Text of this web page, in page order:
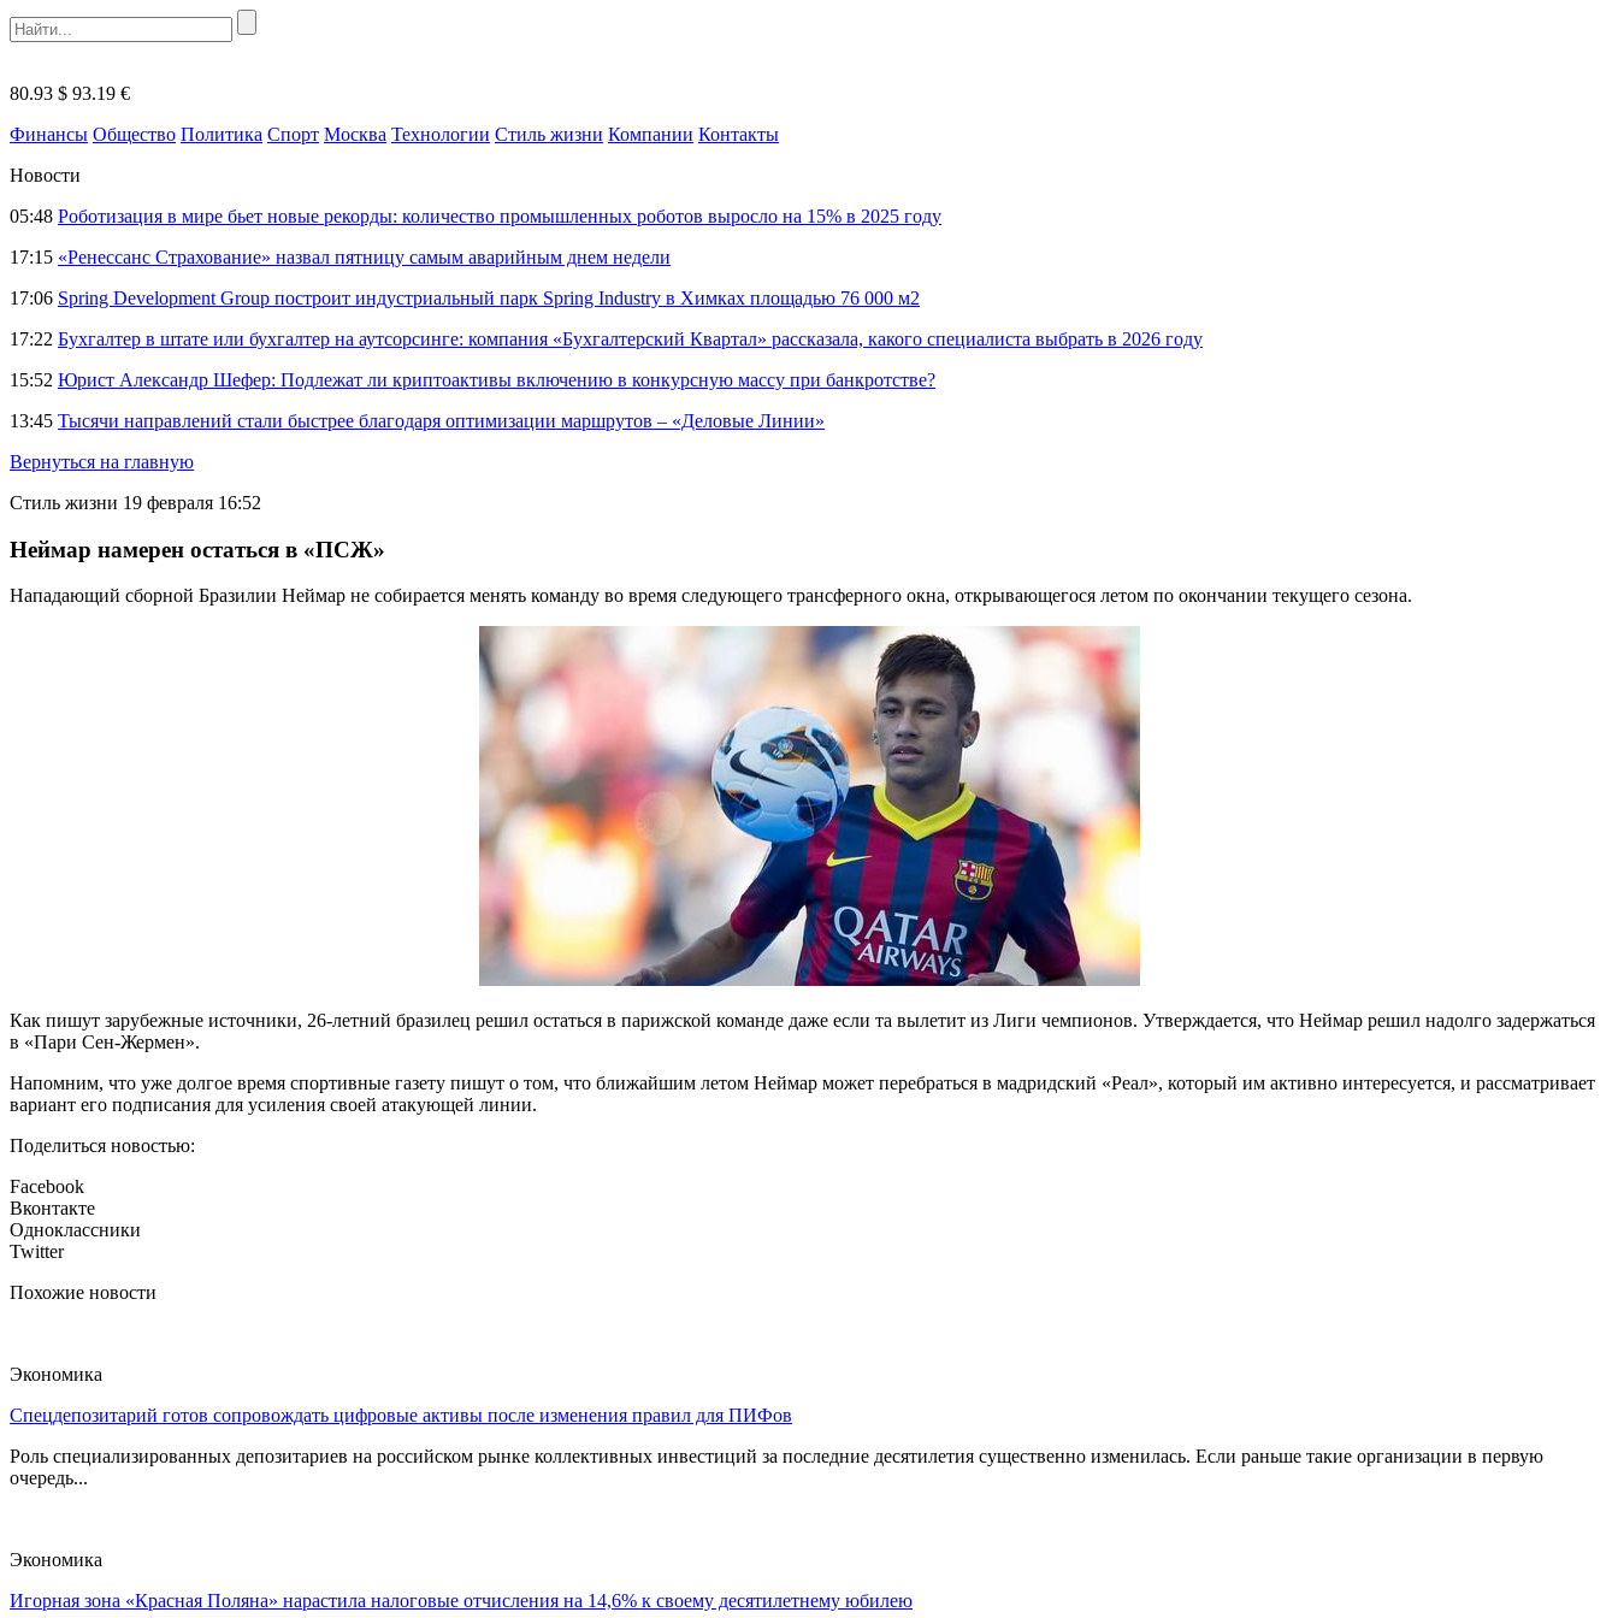
80.93 $ 93.19 €
Финансы Общество Политика Спорт Москва Технологии Стиль жизни Компании Контакты
Новости
05:48 Роботизация в мире бьет новые рекорды: количество промышленных роботов выросло на 15% в 2025 году
17:15 «Ренессанс Страхование» назвал пятницу самым аварийным днем недели
17:06 Spring Development Group построит индустриальный парк Spring Industry в Химках площадью 76 000 м2
17:22 Бухгалтер в штате или бухгалтер на аутсорсинге: компания «Бухгалтерский Квартал» рассказала, какого специалиста выбрать в 2026 году
15:52 Юрист Александр Шефер: Подлежат ли криптоактивы включению в конкурсную массу при банкротстве?
13:45 Тысячи направлений стали быстрее благодаря оптимизации маршрутов – «Деловые Линии»
Вернуться на главную
Стиль жизни 19 февраля 16:52
Неймар намерен остаться в «ПСЖ»
Нападающий сборной Бразилии Неймар не собирается менять команду во время следующего трансферного окна, открывающегося летом по окончании текущего сезона.
Как пишут зарубежные источники, 26-летний бразилец решил остаться в парижской команде даже если та вылетит из Лиги чемпионов. Утверждается, что Неймар решил надолго задержаться
в «Пари Сен-Жермен».
Напомним, что уже долгое время спортивные газету пишут о том, что ближайшим летом Неймар может перебраться в мадридский «Реал», который им активно интересуется, и рассматривает
вариант его подписания для усиления своей атакующей линии.
Поделиться новостью:
Facebook
Вконтакте
Одноклассники
Twitter
Похожие новости
Экономика
Спецдепозитарий готов сопровождать цифровые активы после изменения правил для ПИФов
Роль специализированных депозитариев на российском рынке коллективных инвестиций за последние десятилетия существенно изменилась. Если раньше такие организации в первую
очередь...
Экономика
Игорная зона «Красная Поляна» нарастила налоговые отчисления на 14,6% к своему десятилетнему юбилею